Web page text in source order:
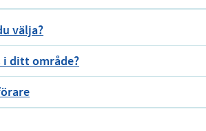
välja?
ditt område?